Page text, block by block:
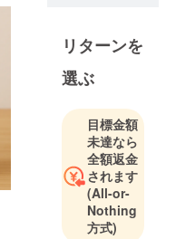
組のグルー
プ「権化」
リターンを
選ぶ
目標金額
未達なら
全額返金
されます
(All-or-
Nothing
方式)